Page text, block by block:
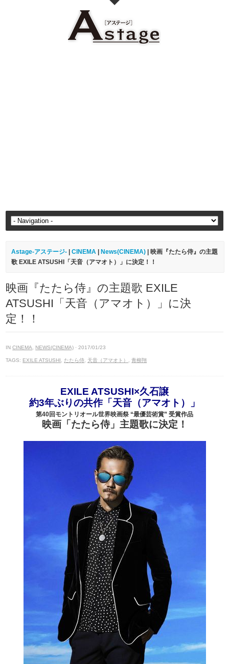
Astage-アステージ- |CINEMA News(CINEMA) | 映画『たたら侍』の主題
歌 EXILE ATSUSHI「天音（アマオト）」に決定！！
映画『たたら侍』の主題歌 EXILE
ATSUSHI「天音（アマオト）」に決
定！！
INCINEMA NEWS(CINEMA) · 2017/01/23
TAGS: EXILE ATSUSHI たたら侍 天音（アマオト） ,青柳翔
EXILE ATSUSHI×久石譲
約3年ぶりの共作「天音（アマオト）」
第40回モントリオール世界映画祭 “最優芸術賞” 受賞作品
映画「たたら侍」主題歌に決定！